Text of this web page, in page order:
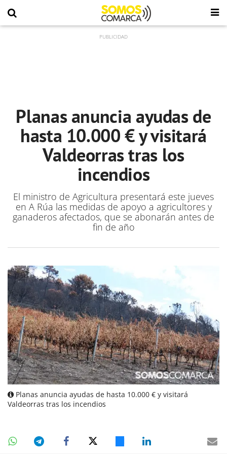
Planas anuncia ayudas de
hasta 10.000 € y visitará
Valdeorras tras los
incendios
El ministro de Agricultura presentará este jueves
en A Rúa las medidas de apoyo a agricultores y
ganaderos afectados, que se abonarán antes de
fin de año
Planas anuncia ayudas de hasta 10.000 € y visitará
Valdeorras tras los incendios